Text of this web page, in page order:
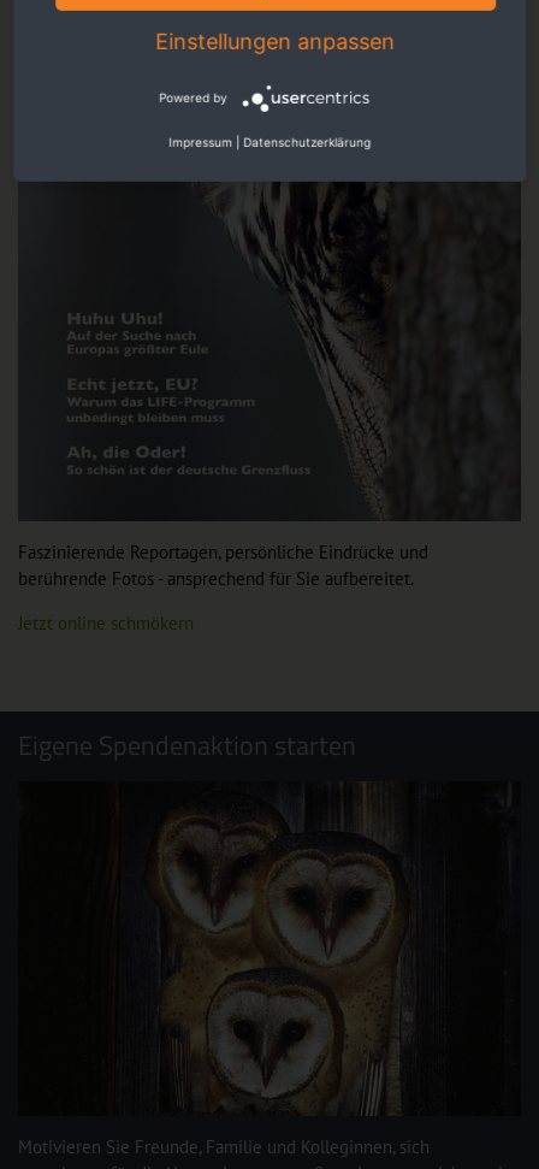
Faszinierende Reportagen, persönliche Eindrücke und
berührende Fotos - ansprechend für Sie aufbereitet.
Jetzt online schmökern
Eigene Spendenaktion starten
Motivieren Sie Freunde, Familie und Kolleginnen, sich
Einstellungen anpassen
Powered by
Impressum Datenschutzerklärung